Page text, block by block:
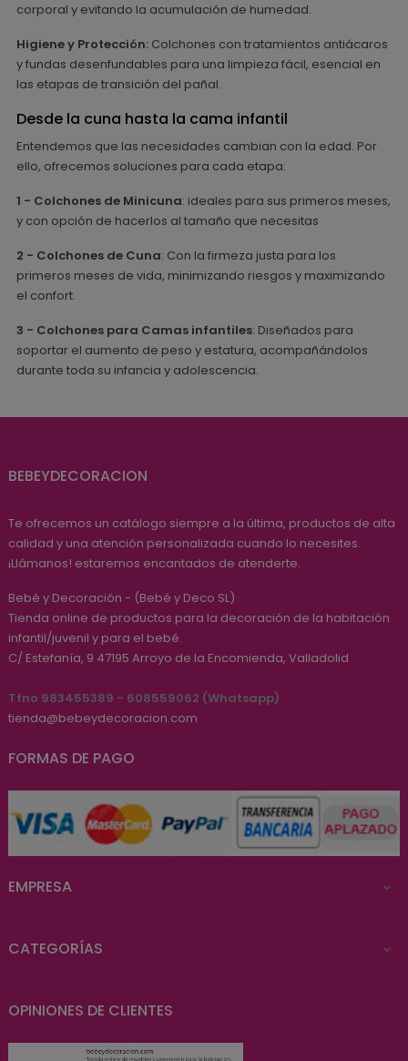
corporal y evitando la acumulación de humedad.
Higiene y Protección: Colchones con tratamientos antiácaros
y fundas desenfundables para una limpieza fácil, esencial en
las etapas de transición del pañal.
Desde la cuna hasta la cama infantil
Entendemos que las necesidades cambian con la edad. Por
ello, ofrecemos soluciones para cada etapa:
1 - Colchones de Minicuna: ideales para sus primeros meses,
y con opción de hacerlos al tamaño que necesitas
2 - Colchones de Cuna: Con la firmeza justa para los
primeros meses de vida, minimizando riesgos y maximizando
el confort.
3 - Colchones para Camas infantiles: Diseñados para
soportar el aumento de peso y estatura, acompañándolos
durante toda su infancia y adolescencia.
BEBEYDECORACION
Te ofrecemos un catálogo siempre a la última, productos de alta
calidad y una atención personalizada cuando lo necesites.
¡Llámanos! estaremos encantados de atenderte.
Bebé y Decoración - (Bebé y Deco SL)
Tienda online de productos para la decoración de la habitación
infantil/juvenil y para el bebé.
C/ Estefanía, 9 47195 Arroyo de la Encomienda, Valladolid
Tfno 983455389 - 608559062 (Whatsapp)
tienda@bebeydecoracion.com
FORMAS DE PAGO
EMPRESA 
CATEGORÍAS 
OPINIONES DE CLIENTES